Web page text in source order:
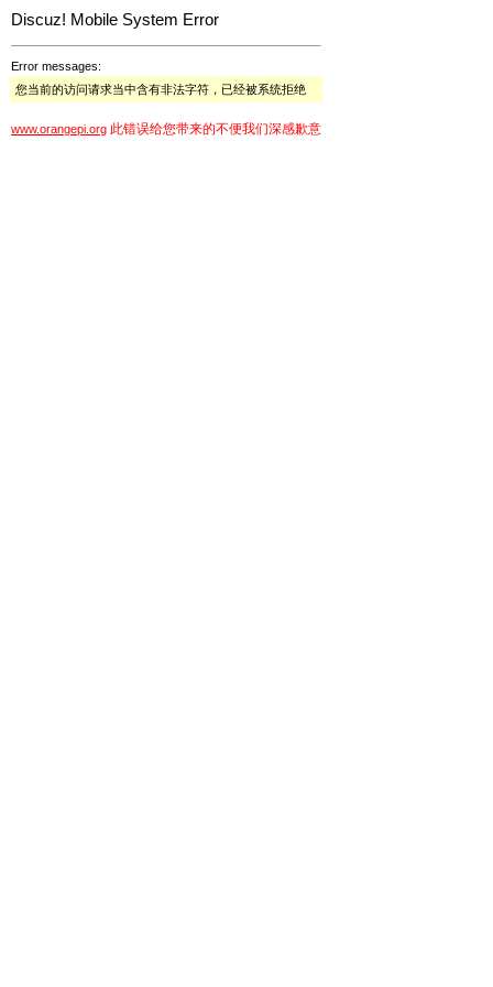
Discuz! Mobile System Error
Error messages:
您当前的访问请求当中含有非法字符，已经被系统拒绝
www.orangepi.org 此错误给您带来的不便我们深感歉意